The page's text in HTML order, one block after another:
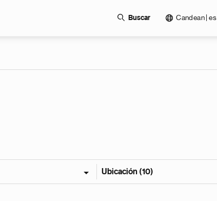
Buscar Candean | es
Ubicación (10)